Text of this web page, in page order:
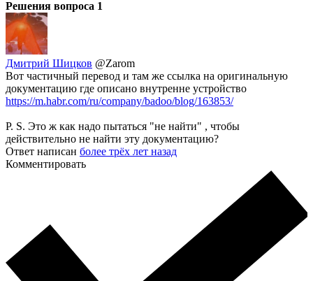
Решения вопроса 1
Дмитрий Шицков @Zarom
Вот частичный перевод и там же ссылка на оригинальную
документацию где описано внутренне устройство
https://m.habr.com/ru/company/badoo/blog/163853/
P. S. Это ж как надо пытаться "не найти" , чтобы
действительно не найти эту документацию?
Ответ написан более трёх лет назад
Комментировать